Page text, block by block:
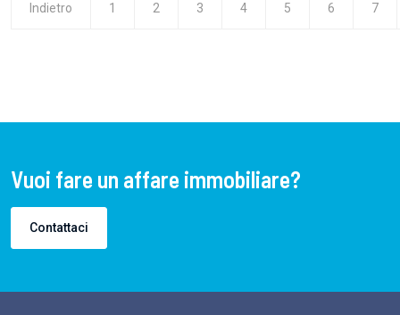
Indietro 1 2 3 4 5 6 7
Vuoi fare un affare immobiliare?
Contattaci